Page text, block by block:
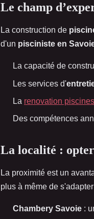
Le champ
La construction de
d'un pisciniste en
La capacité de
Les services d'
La renovation piscines
Des compétences
La localité :
La proximité est un
plus à même de
Chambery Savoie :